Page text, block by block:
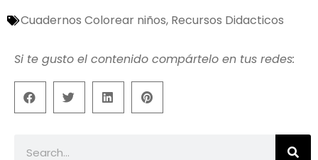
Cuadernos Colorear niños, Recursos Didacticos
Si te gusto el contenido compártelo en tus redes: